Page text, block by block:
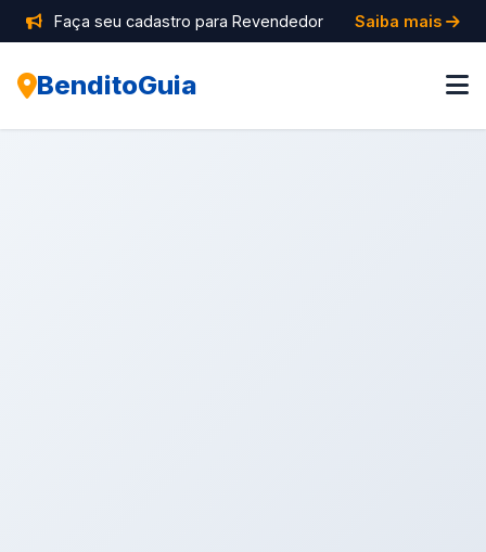
Faça seu cadastro para Revendedor Saiba mais
BenditoGuia